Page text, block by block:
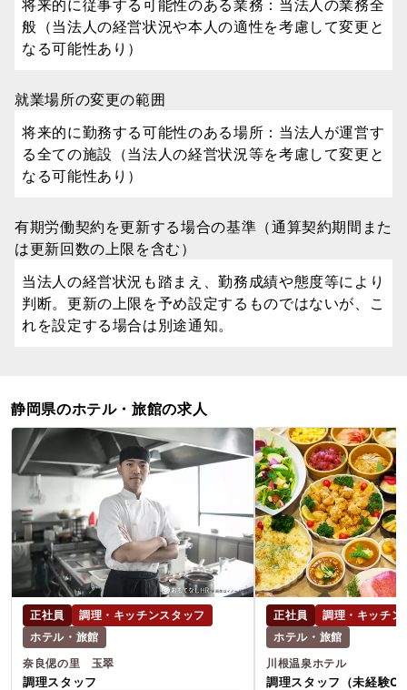
将来的に従事する可能性のある業務：当法人の業務全
般（当法人の経営状況や本人の適性を考慮して変更と
なる可能性あり）
就業場所の変更の範囲
将来的に勤務する可能性のある場所：当法人が運営す
る全ての施設（当法人の経営状況等を考慮して変更と
なる可能性あり）
有期労働契約を更新する場合の基準（通算契約期間また
は更新回数の上限を含む）
当法人の経営状況も踏まえ、勤務成績や態度等により
判断。更新の上限を予め設定するものではないが、こ
れを設定する場合は別途通知。
静岡県のホテル・旅館の求人
正社員
調理・キッチンスタッフ
ホテル・旅館
奈良偲の里 玉翠
調理スタッフ
正社員
調理・キッチン
ホテル・旅館
川根温泉ホテル
調理スタッフ（未経験